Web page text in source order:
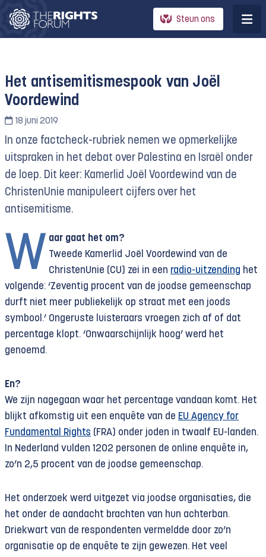
Steun ons
Het antisemitismespook van Joël
Voordewind
18 juni 2019
In onze factcheck-rubriek nemen we opmerkelijke
uitspraken in het debat over Palestina en Israël onder
de loep. Dit keer: Kamerlid Joël Voordewind van de
ChristenUnie manipuleert cijfers over het
antisemitisme.
W aar gaat het om?
Tweede Kamerlid Joël Voordewind van de
ChristenUnie (CU) zei in een radio-uitzending het
volgende: ‘Zeventig procent van de joodse gemeenschap
durft niet meer publiekelijk op straat met een joods
symbool.’ Ongeruste luisteraars vroegen zich af of dat
percentage klopt. ‘Onwaarschijnlijk hoog’ werd het
genoemd.
En?
We zijn nagegaan waar het percentage vandaan komt. Het
blijkt afkomstig uit een enquête van de EU Agency for
Fundamental Rights (FRA) onder joden in twaalf EU-landen.
In Nederland vulden 1202 personen de online enquête in,
zo’n 2,5 procent van de joodse gemeenschap.
Het onderzoek werd uitgezet via joodse organisaties, die
het onder de aandacht brachten van hun achterban.
Driekwart van de respondenten vermeldde door zo’n
organisatie op de enquête te zijn gewezen. Het veel